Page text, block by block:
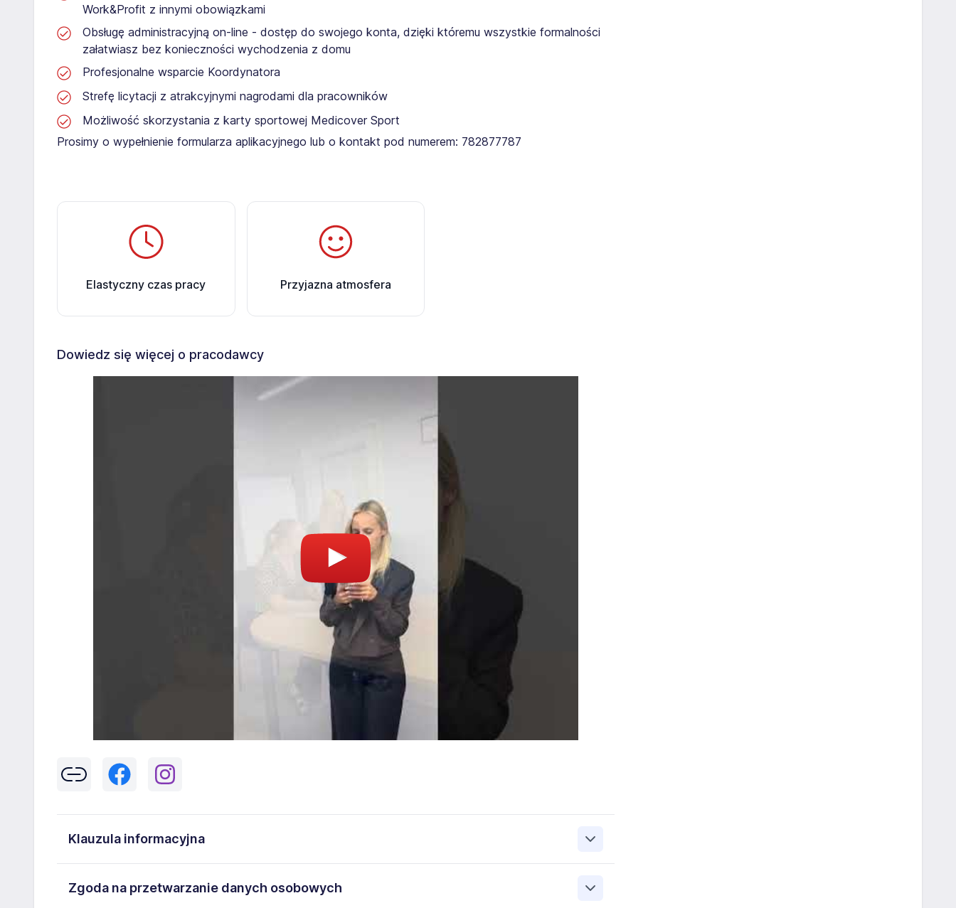
Work&Profit z innymi obowiązkami
Obsługę administracyjną on-line - dostęp do swojego konta, dzięki któremu wszystkie formalności
załatwiasz bez konieczności wychodzenia z domu
Profesjonalne wsparcie Koordynatora
Strefę licytacji z atrakcyjnymi nagrodami dla pracowników
Możliwość skorzystania z karty sportowej Medicover Sport
Prosimy o wypełnienie formularza aplikacyjnego lub o kontakt pod numerem: 782877787​
Elastyczny czas pracy Przyjazna atmosfera
Dowiedz się więcej o pracodawcy
Klauzula informacyjna
43-300 Bielsko-Biała danych osobowych zawartych w zgłoszeniu rekrutacyjnym w celu prowadzenia rekrutacji
Zgoda na przetwarzanie danych osobowych